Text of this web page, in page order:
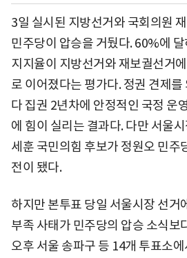
3일 실시된 지방선거와 국회의원
민주당이 압승을 거뒀다. 60%에
지지율이 지방선거와 재보궐선거
로 이어졌다는 평가다. 정권 견제
다 집권 2년차에 안정적인 국정 운
에 힘이 실리는 결과다. 다만 서울
세훈 국민의힘 후보가 정원오 민주
전이 됐다.
하지만 본투표 당일 서울시장 선거
부족 사태가 민주당의 압승 소식보
오후 서울 송파구 등 14개 투표소